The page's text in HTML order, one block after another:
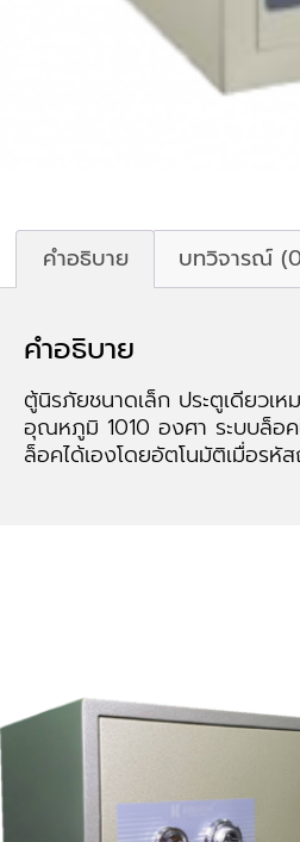
คำอธิบาย บทวิจารณ์
คำอธิบาย
ตู้นิรภัยชนาดเล็ก ประตูเดียวเ
อุณหภูมิ 1010 องศา ระบบล็อค
ล็อคได้เองโดยอัตโนมัติเมื่อร